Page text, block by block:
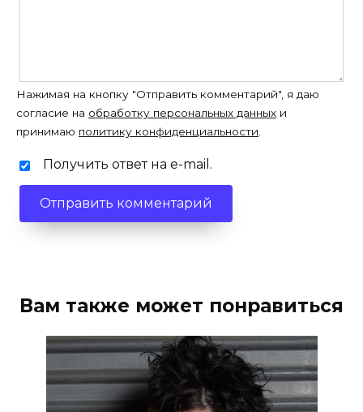
Нажимая на кнопку "Отправить комментарий", я даю
согласие на обработку персональных данных и
принимаю политику конфиденциальности.
Получить ответ на e-mail.
Вам также может понравиться